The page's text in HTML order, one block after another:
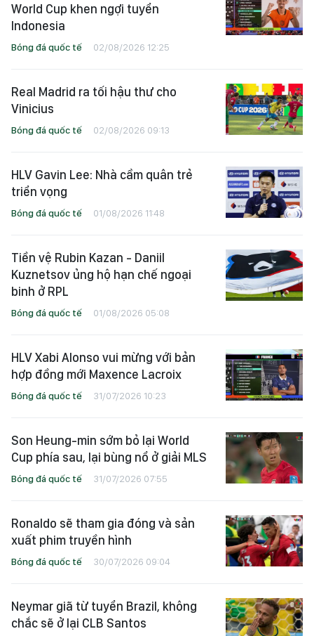
World Cup khen ngợi tuyển
Indonesia
Bóng đá quốc tế 02/08/2026 12:25
Real Madrid ra tối hậu thư cho
Vinicius
Bóng đá quốc tế 02/08/2026 09:13
HLV Gavin Lee: Nhà cầm quân trẻ
triển vọng
Bóng đá quốc tế 01/08/2026 11:48
Tiền vệ Rubin Kazan - Daniil
Kuznetsov ủng hộ hạn chế ngoại
binh ở RPL
Bóng đá quốc tế 01/08/2026 05:08
HLV Xabi Alonso vui mừng với bản
hợp đồng mới Maxence Lacroix
Bóng đá quốc tế 31/07/2026 10:23
Son Heung-min sớm bỏ lại World
Cup phía sau, lại bùng nổ ở giải MLS
Bóng đá quốc tế 31/07/2026 07:55
Ronaldo sẽ tham gia đóng và sản
xuất phim truyền hình
Bóng đá quốc tế 30/07/2026 09:04
Neymar giã từ tuyển Brazil, không
chắc sẽ ở lại CLB Santos